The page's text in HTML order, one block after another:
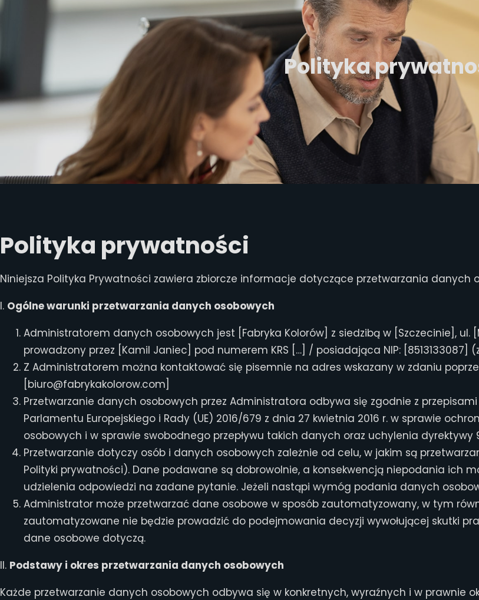
Polityka
Polityka prywatności
Niniejsza Polityka Prywatności zawiera zbiorcze informacje dotyczące przetwarzania danych
I. Ogólne warunki przetwarzania danych osobowych
Administratorem danych osobowych jest [Fabryka Kolorów] z siedzibą w [Szczecinie], ul.
prowadzony przez [Kamil Janiec] pod numerem KRS […] / posiadająca NIP: [8513133087]
Z Administratorem można kontaktować się pisemnie na adres wskazany w zdaniu
[biuro@fabrykakolorow.com]
Przetwarzanie danych osobowych przez Administratora odbywa się zgodnie z
Parlamentu Europejskiego i Rady (UE) 2016/679 z dnia 27 kwietnia 2016 r. w sprawie
osobowych i w sprawie swobodnego przepływu takich danych oraz uchylenia dyrektywy
Przetwarzanie dotyczy osób i danych osobowych zależnie od celu, w jakim są
Polityki prywatności). Dane podawane są dobrowolnie, a konsekwencją niepodania ich
udzielenia odpowiedzi na zadane pytanie. Jeżeli nastąpi wymóg podania danych
Administrator może przetwarzać dane osobowe w sposób zautomatyzowany, w tym
zautomatyzowane nie będzie prowadzić do podejmowania decyzji wywołującej skutki
dane osobowe dotyczą.
II. Podstawy i okres przetwarzania danych osobowych
Każde przetwarzanie danych osobowych odbywa się w konkretnych, wyraźnych i w prawnie